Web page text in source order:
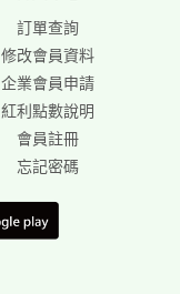
訂單查詢
修改會員資料
企業會員申請
紅利點數說明
會員註冊
忘記密碼